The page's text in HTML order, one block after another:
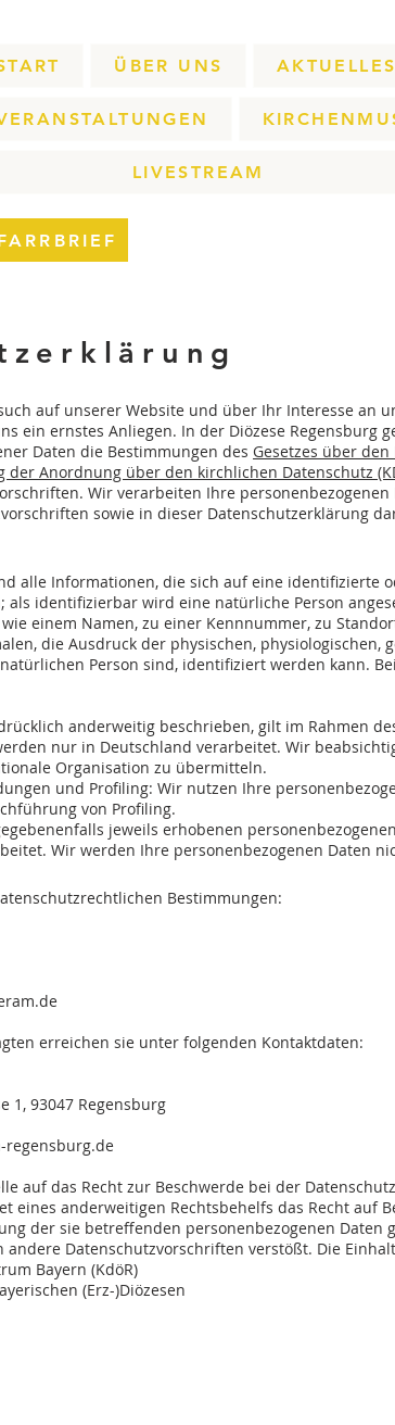
ÜBER UNS AKTUELLES
LIVESTREAM
auf unserer Website und über Ihr Interesse an
ein ernstes Anliegen. In der Diözese Regensburg
Daten die Bestimmungen des Gesetzes über
Anordnung über den kirchlichen Datenschutz
Wir verarbeiten Ihre
sowie in dieser Datenschutzerklärung
alle Informationen, die sich auf eine identifizierte
als identifizierbar wird eine natürliche Person
einem Namen, zu einer Kennnummer, zu
die Ausdruck der physischen,
Person sind, identifiziert werden kann.
anderweitig beschrieben, gilt im Rahmen
nur in Deutschland verarbeitet. Wir
Organisation zu übermitteln.
und Profiling: Wir nutzen Ihre
von Profiling.
jeweils erhobenen
Wir werden Ihre personenbezogenen Daten
Bestimmungen:
erreichen sie unter folgenden Kontaktdaten:
1, 93047 Regensburg
regensburg.de
auf das Recht zur Beschwerde bei der
eines anderweitigen Rechtsbehelfs das Recht auf
der sie betreffenden personenbezogenen Daten
andere Datenschutzvorschriften verstößt. Die
Bayern (KdöR)
(Erz-)Diözesen